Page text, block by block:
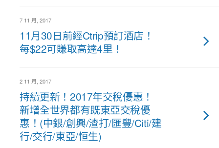
7 11 月, 2017
11月30日前經Ctrip預訂酒店！
每$22可賺取高達4里！
2 11 月, 2017
持續更新！2017年交稅優惠！
新增全世界都有既東亞交稅優
惠！(中銀/創興/渣打/匯豐/Citi/建
行/交行/東亞/恒生)